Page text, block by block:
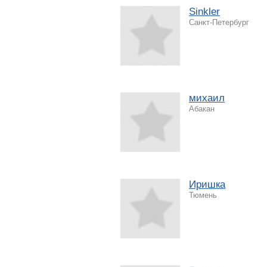
Sinkler
Санкт-Петербург
михаил
Абакан
Иришка
Тюмень